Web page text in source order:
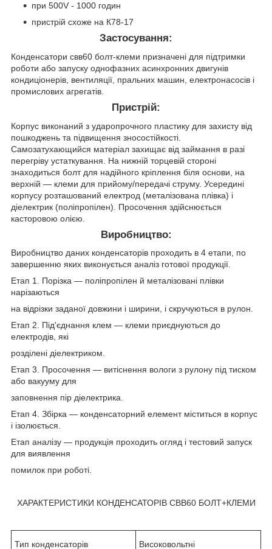
при 500V - 1000 годин
пристрій схоже на К78-17
Застосування:
Конденсатори свв60 болт-клеми призначені для підтримки
роботи або запуску однофазних асинхронних двигунів
кондиціонерів, вентиляції, пральних машин, електронасосів і
промислових агрегатів.
Пристрій:
Корпус виконаний з ударопрочного пластику для захисту від
пошкоджень та підвищення зносостійкості.
Самозатухающийся матеріал захищає від займання в разі
перегріву устаткування. На нижній торцевій стороні
знаходиться болт для надійного кріплення біля основи, на
верхній — клеми для прийому/передачі струму. Усередині
корпусу розташований електрод (металізована плівка) і
діелектрик (поліпропілен). Просочення здійснюється
касторовою олією.
Виробництво:
Виробництво даних конденсаторів проходить в 4 етапи, по
завершенню яких виконується аналіз готової продукції.
Етап 1. Порізка — поліпропілен й металізовані плівки
нарізаються
на відрізки заданої довжини і ширини, і скручуються в рулон.
Етап 2. Під'єднання клем — клеми приєднуються до
електродів, які
розділені діелектриком.
Етап 3. Просочення — витіснення вологи з рулону під тиском
або вакууму для
заповнення пір діелектрика.
Етап 4. Збірка — конденсаторний елемент міститься в корпус
і ізолюється.
Етап аналізу — продукція проходить огляд і тестовий запуск
для виявлення
помилок при роботі.
ХАРАКТЕРИСТИКИ КОНДЕНСАТОРІВ СВВ60 БОЛТ+КЛЕМИ
Тип конденсаторів Високовольтні